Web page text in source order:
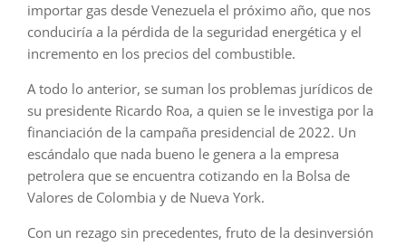
importar gas desde Venezuela el próximo año, que nos
conduciría a la pérdida de la seguridad energética y el
incremento en los precios del combustible.
A todo lo anterior, se suman los problemas jurídicos de
su presidente Ricardo Roa, a quien se le investiga por la
financiación de la campaña presidencial de 2022. Un
escándalo que nada bueno le genera a la empresa
petrolera que se encuentra cotizando en la Bolsa de
Valores de Colombia y de Nueva York.
Con un rezago sin precedentes, fruto de la desinversión